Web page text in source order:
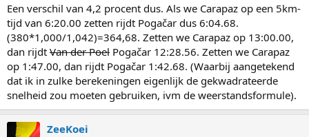
Een verschil van 4,2 procent dus. Als we Carapaz op een 5km-
tijd van 6:20.00 zetten rijdt Pogačar dus 6:04.68.
(380*1,000/1,042)=364,68. Zetten we Carapaz op 13:00.00,
dan rijdt Van der Poel Pogačar 12:28.56. Zetten we Carapaz
op 1:47.00, dan rijdt Pogačar 1:42.68. (Waarbij aangetekend
dat ik in zulke berekeningen eigenlijk de gekwadrateerde
snelheid zou moeten gebruiken, ivm de weerstandsformule).
ZeeKoei